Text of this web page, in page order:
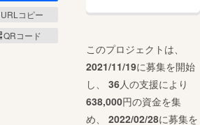
URLコピー
QRコード
このプロジェクトは、
2021/11/19に募集を開始
し、 36人の支援により
638,000円の資金を集
め、 2022/02/28に募集を